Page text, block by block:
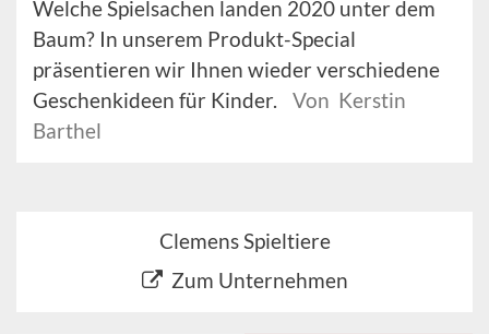
Welche Spielsachen landen 2020 unter dem
Baum? In unserem Produkt-Special
präsentieren wir Ihnen wieder verschiedene
Geschenkideen für Kinder.
Von Kerstin
Barthel
Clemens Spieltiere
Zum Unternehmen